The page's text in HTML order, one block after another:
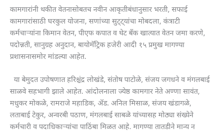
कामगारांनी थकीत वेतनासोबतच नवीन आकृतीबंधानुसार भरती, सफाई
कामगारांसाठी घरकुल योजना, सणांच्या सुट्ट्यांचा मोबदला, कंत्राटी
कर्मचाऱ्यांना किमान वेतन, पीएफ कपात व थेट बँक खात्यात वेतन जमा करणे,
पदोन्नती, सानुग्रह अनुदान, बायोमॅट्रिक हजेरी आदी १५ प्रमुख मागण्या
प्रशासनासमोर मांडल्या आहेत.
या बेमुदत उपोषणात हरिश्चंद्र लोखंडे, संतोष पाटोळे, संजय जगधने व मंगलबाई
साळवे सहभागी झाले आहेत. आंदोलनाला ज्येष्ठ कामगार नेते अण्णा सावंत,
मधुकर मोकळे, रामराजे महाडिक, ॲड. अनिल मिसाळ, संजय खंडागळे,
लताबाई टेकुर, अन्वरबी पठाण, मंगलबाई साबळे यांच्यासह मोठ्या संख्येने
कर्मचारी व पदाधिकाऱ्यांचा पाठिंबा मिळत आहे. मागण्या तातडीने मान्य न